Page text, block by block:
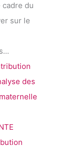
cadre du
sur le